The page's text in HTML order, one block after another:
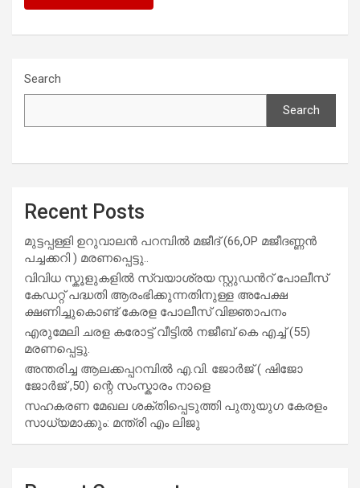
Search
Search
Recent Posts
മുട്ടപ്പള്ളി ഉറുവാലൻ പറമ്പിൽ മജീദ് (66,OP മജീദണ്ണൻ
പച്ചക്കറി ) മരണപ്പെട്ടു..
വിവിധ സ്കൂളുകളില്‍ സ്വയാശ്രയ സ്റ്റുഡന്‍റ് പോലീസ്
കേഡറ്റ് പദ്ധതി ആരംഭിക്കുന്നതിനുള്ള അപേക്ഷ
ക്ഷണിച്ചുകൊണ്ട് കേരള പോലീസ് വിജ്ഞാപനം
എരുമേലി ചരള കരോട്ട് വീട്ടിൽ നജീബ് കെ എച്ച് (55)
മരണപ്പെട്ടു.
അന്തരിച്ച ആ​ല​ക്ക​പ്പ​റമ്പിൽ​ എ.​വി. ജോ​ർ​ജ് ( ഷിജോ
ജോർജ് ,50) ന്റെ സംസ്കാരം നാളെ
സഹകരണ മേഖല ശക്തിപ്പെടുത്തി പുതുയുഗ കേരളം
സാധ്യമാക്കും: മന്ത്രി എം ലിജു